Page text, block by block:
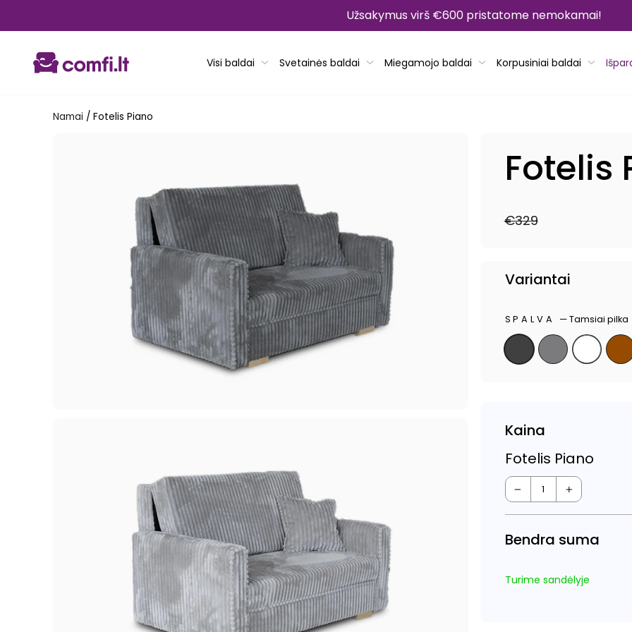
Užsakymus virš €600 pristatome nemokamai!
Visi baldai Svetainės baldai Miegamojo baldai Korpusiniai baldai
Namai / Fotelis Piano
Fotelis
€329
Variantai
SPALVA —Tamsiai pilka
Kaina
Fotelis Piano
− +
Bendra suma
Turime sandėlyje